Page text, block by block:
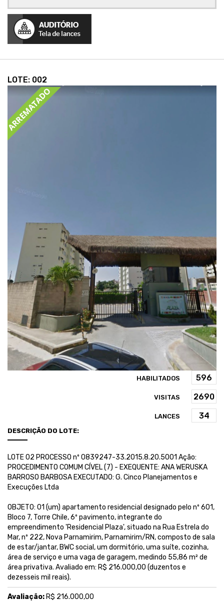
LOTE: 002
HABILITADOS
VISITAS
LANCES
DESCRIÇÃO DO LOTE:
LOTE 02 PROCESSO nº 0839247-33.2015.8.20.5001 Ação:
PROCEDIMENTO COMUM CÍVEL (7) - EXEQUENTE: ANA WERUSKA
BARROSO BARBOSA EXECUTADO: G. Cinco Planejamentos e
Execuções Ltda
OBJETO: 01 (um) apartamento residencial designado pelo nº 601,
Bloco 7, Torre Chile, 6º pavimento, integrante do
empreendimento 'Residencial Plaza', situado na Rua Estrela do
Mar, nº 222, Nova Parnamirim, Parnamirim/RN, composto de sala
de estar/jantar, BWC social, um dormitório, uma suíte, cozinha,
área de serviço e uma vaga de garagem, medindo 55,86 m² de
área privativa. Avaliado em: R$ 216.000,00 (duzentos e
dezesseis mil reais).
Avaliação: R$ 216.000,00